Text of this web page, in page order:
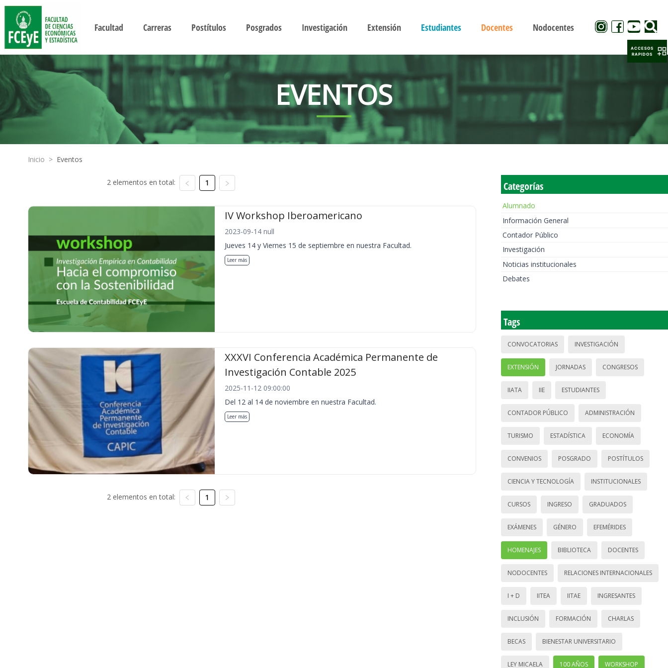
Facultad Carreras Postítulos Posgrados Investigación Extensión Estudiantes Docentes Nodocentes
EVENTOS
Inicio > Eventos
2 elementos en total: 1
IV Workshop Iberoamericano
2023-09-14 null
Jueves 14 y Viernes 15 de septiembre en nuestra Facultad.
Leer más
XXXVI Conferencia Académica Permanente de
Investigación Contable 2025
2025-11-12 09:00:00
Del 12 al 14 de noviembre en nuestra Facultad.
Leer más
2 elementos en total: 1
Categorías
Alumnado
Información General
Contador Público
Investigación
Noticias institucionales
Debates
Tags
CONVOCATORIAS INVESTIGACIÓN
EXTENSIÓN JORNADAS CONGRESOS
IIATA IIE ESTUDIANTES
CONTADOR PÚBLICO ADMINISTRACIÓN
TURISMO ESTADÍSTICA ECONOMÍA
CONVENIOS POSGRADO POSTÍTULOS
CIENCIA Y TECNOLOGÍA INSTITUCIONALES
CURSOS INGRESO GRADUADOS
EXÁMENES GÉNERO EFEMÉRIDES
HOMENAJES BIBLIOTECA DOCENTES
NODOCENTES RELACIONES INTERNACIONALES
I + D IITEA IITAE INGRESANTES
INCLUSIÓN FORMACIÓN CHARLAS
BECAS BIENESTAR UNIVERSITARIO
LEY MICAELA 100 AÑOS WORKSHOP
ACCESOS
RAPIDOS